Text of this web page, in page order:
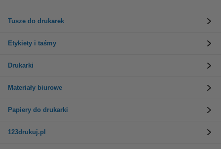
Tusze do drukarek
Etykiety i taśmy
Drukarki
Materiały biurowe
Papiery do drukarki
123drukuj.pl